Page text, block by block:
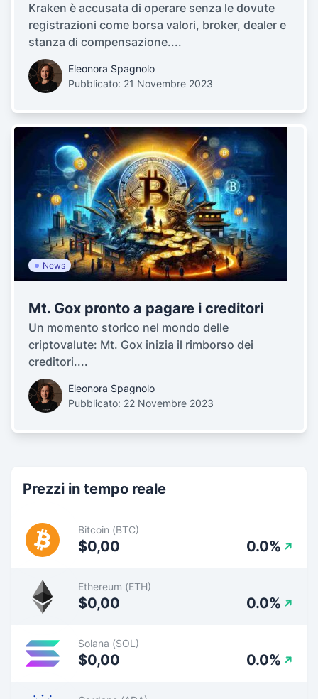
Kraken è accusata di operare senza le dovute
registrazioni come borsa valori, broker, dealer e
stanza di compensazione....
Eleonora Spagnolo
Pubblicato: 21 Novembre 2023
News
Mt. Gox pronto a pagare i creditori
Un momento storico nel mondo delle
criptovalute: Mt. Gox inizia il rimborso dei
creditori....
Eleonora Spagnolo
Pubblicato: 22 Novembre 2023
Prezzi in tempo reale
Bitcoin (BTC)
$0,00 0.0%
Ethereum (ETH)
$0,00 0.0%
Solana (SOL)
$0,00 0.0%